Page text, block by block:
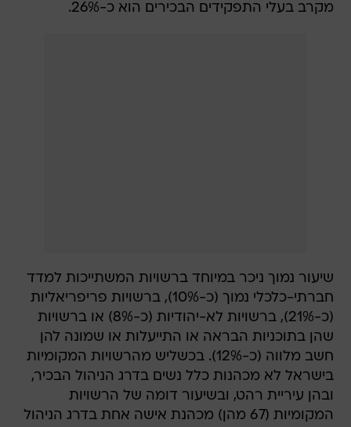
מקרב בעלי התפקידים הבכירים הוא כ-26%.
שיעור נמוך ניכר במיוחד ברשויות המשתייכות למדד
חברתי-כלכלי נמוך (כ-10%), ברשויות פריפריאליות
(כ-21%), ברשויות לא-יהודיות (כ-8%) או ברשויות
שהן בתוכניות הבראה או התייעלות או שמונה להן
חשב מלווה (כ-12%). בכשליש מהרשויות המקומיות
בישראל לא מכהנות כלל נשים בדרג הניהול הבכיר,
ובהן עיריית רהט, ובשיעור דומה של הרשויות
המקומיות (67 מהן) מכהנת אישה אחת בדרג הניהול